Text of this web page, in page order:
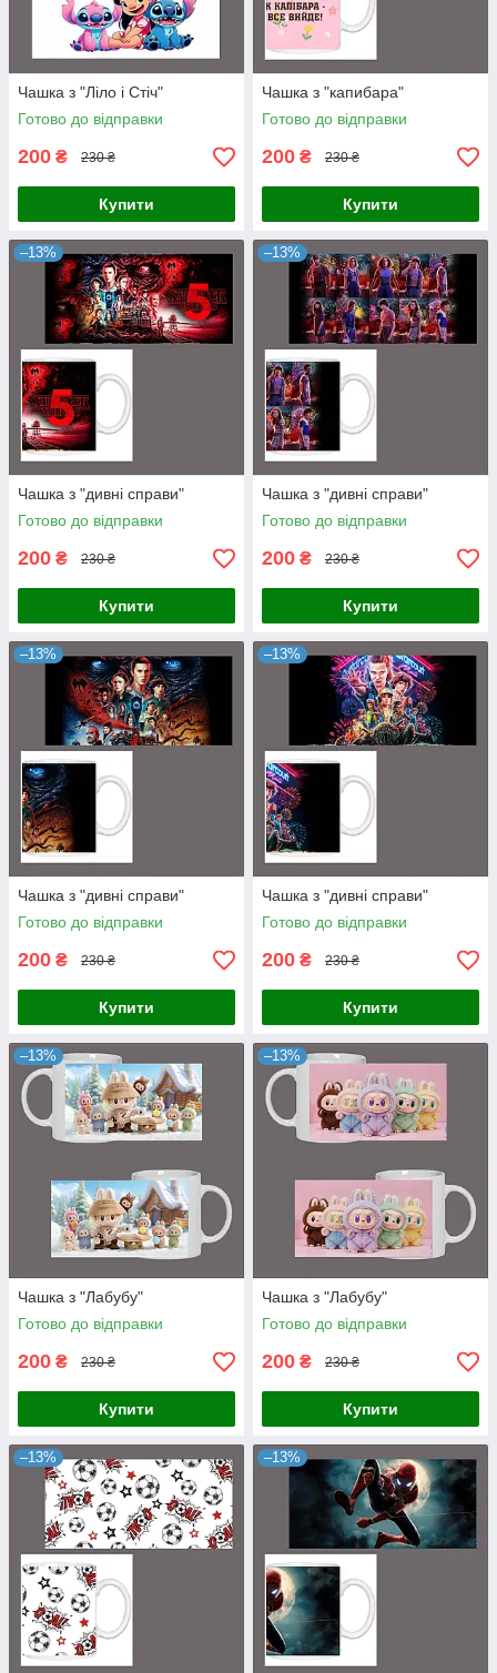
Чашка з "Ліло і Стіч"
Готово до відправки
200 ₴ 230 ₴
Купити
Чашка з "капибара"
Готово до відправки
200 ₴ 230 ₴
Купити
–13%
Чашка з "дивні справи"
Готово до відправки
200 ₴ 230 ₴
Купити
–13%
Чашка з "дивні справи"
Готово до відправки
200 ₴ 230 ₴
Купити
–13%
Чашка з "дивні справи"
Готово до відправки
200 ₴ 230 ₴
Купити
–13%
Чашка з "дивні справи"
Готово до відправки
200 ₴ 230 ₴
Купити
–13%
Чашка з "Лабубу"
Готово до відправки
200 ₴ 230 ₴
Купити
–13%
Чашка з "Лабубу"
Готово до відправки
200 ₴ 230 ₴
Купити
–13% –13%